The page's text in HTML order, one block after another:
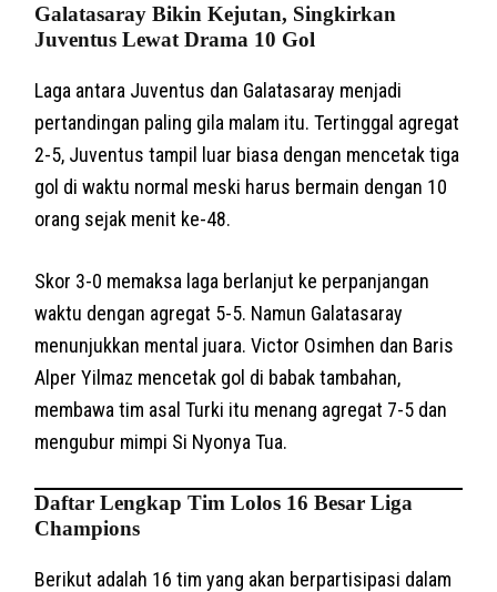
Galatasaray Bikin Kejutan, Singkirkan
Juventus Lewat Drama 10 Gol
Laga antara Juventus dan Galatasaray menjadi
pertandingan paling gila malam itu. Tertinggal agregat
2-5, Juventus tampil luar biasa dengan mencetak tiga
gol di waktu normal meski harus bermain dengan 10
orang sejak menit ke-48.
Skor 3-0 memaksa laga berlanjut ke perpanjangan
waktu dengan agregat 5-5. Namun Galatasaray
menunjukkan mental juara. Victor Osimhen dan Baris
Alper Yilmaz mencetak gol di babak tambahan,
membawa tim asal Turki itu menang agregat 7-5 dan
mengubur mimpi Si Nyonya Tua.
Daftar Lengkap Tim Lolos 16 Besar Liga
Champions
Berikut adalah 16 tim yang akan berpartisipasi dalam